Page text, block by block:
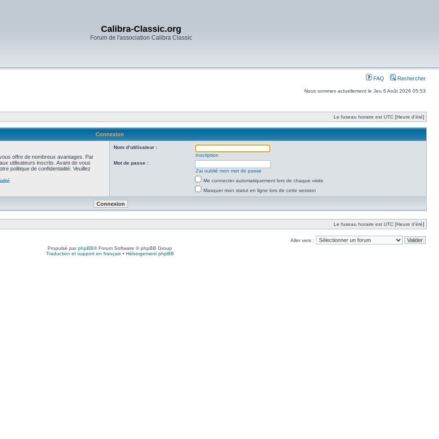
Calibra-Classic.org
Forum de l'association Calibra Classic
FAQ Rechercher
Nous sommes actuellement le Jeu 6 Août 2026 05:53
Le fuseau horaire est UTC [Heure d’été]
Connexion
offre de nombreux avantages. Par
utilisateurs inscrits. Avant de vous
politique de confidentialité. Veuillez
Nom d’utilisateur :
Inscription
Mot de passe :
J’ai oublié mon mot de passe
Me connecter automatiquement lors de chaque visite
Masquer mon statut en ligne lors de cette session
Le fuseau horaire est UTC [Heure d’été]
Aller vers :
Propulsé parphpBB® Forum Software © phpBB Group
Traduction et support en français• Hébergement phpBB